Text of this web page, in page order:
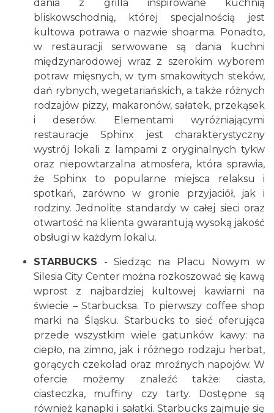
dania z grilla inspirowane kuchnią
bliskowschodnią, której specjalnością jest
kultowa potrawa o nazwie shoarma. Ponadto,
w restauracji serwowane są dania kuchni
międzynarodowej wraz z szerokim wyborem
potraw mięsnych, w tym smakowitych steków,
dań rybnych, wegetariańskich, a także różnych
rodzajów pizzy, makaronów, sałatek, przekąsek
i deserów. Elementami wyróżniającymi
restauracje Sphinx jest charakterystyczny
wystrój lokali z lampami z oryginalnych tykw
oraz niepowtarzalna atmosfera, która sprawia,
że Sphinx to popularne miejsca relaksu i
spotkań, zarówno w gronie przyjaciół, jak i
rodziny. Jednolite standardy w całej sieci oraz
otwartość na klienta gwarantują wysoką jakość
obsługi w każdym lokalu.
STARBUCKS - Siedząc na Placu Nowym w
Silesia City Center można rozkoszować się kawą
wprost z najbardziej kultowej kawiarni na
świecie – Starbucksa. To pierwszy coffee shop
marki na Śląsku. Starbucks to sieć oferująca
przede wszystkim wiele gatunków kawy: na
ciepło, na zimno, jak i różnego rodzaju herbat,
gorących czekolad oraz mroźnych napojów. W
ofercie możemy znaleźć także: ciasta,
ciasteczka, muffiny czy tarty. Dostępne są
również kanapki i sałatki. Starbucks zajmuje się